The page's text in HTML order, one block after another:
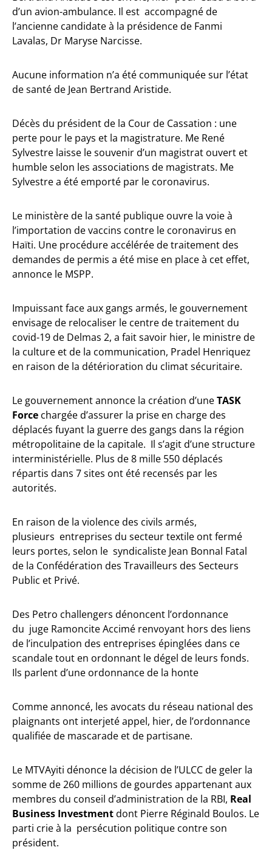
d’un avion-ambulance. Il est accompagné de
l’ancienne candidate à la présidence de Fanmi
Lavalas, Dr Maryse Narcisse.
Aucune information n’a été communiquée sur l’état
de santé de Jean Bertrand Aristide.
Décès du président de la Cour de Cassation : une
perte pour le pays et la magistrature. Me René
Sylvestre laisse le souvenir d’un magistrat ouvert et
humble selon les associations de magistrats. Me
Sylvestre a été emporté par le coronavirus.
Le ministère de la santé publique ouvre la voie à
l’importation de vaccins contre le coronavirus en
Haïti. Une procédure accélérée de traitement des
demandes de permis a été mise en place à cet effet,
annonce le MSPP.
Impuissant face aux gangs armés, le gouvernement
envisage de relocaliser le centre de traitement du
covid-19 de Delmas 2, a fait savoir hier, le ministre de
la culture et de la communication, Pradel Henriquez
en raison de la détérioration du climat sécuritaire.
Le gouvernement annonce la création d’uneTASK
Force chargée d’assurer la prise en charge des
déplacés fuyant la guerre des gangs dans la région
métropolitaine de la capitale. Il s’agit d’une structure
interministérielle. Plus de 8 mille 550 déplacés
répartis dans 7 sites ont été recensés par les
autorités.
En raison de la violence des civils armés,
plusieurs entreprises du secteur textile ont fermé
leurs portes, selon le syndicaliste Jean Bonnal Fatal
de la Confédération des Travailleurs des Secteurs
Public et Privé.
Des Petro challengers dénoncent l’ordonnance
du juge Ramoncite Accimé renvoyant hors des liens
de l’inculpation des entreprises épinglées dans ce
scandale tout en ordonnant le dégel de leurs fonds.
Ils parlent d’une ordonnance de la honte
Comme annoncé, les avocats du réseau national des
plaignants ont interjeté appel, hier, de l’ordonnance
qualifiée de mascarade et de partisane.
Le MTVAyiti dénonce la décision de l’ULCC de geler la
somme de 260 millions de gourdes appartenant aux
membres du conseil d’administration de la RBI, Real
Business Investmentdont Pierre Réginald Boulos. Le
parti crie à la persécution politique contre son
président.